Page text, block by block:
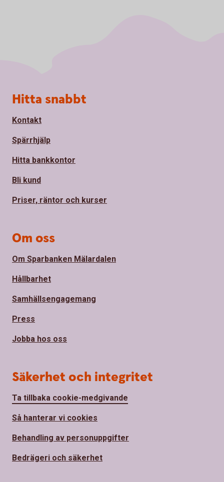
Sidfot
Hitta snabbt
Kontakt
Spärrhjälp
Hitta bankkontor
Bli kund
Priser, räntor och kurser
Om oss
Om Sparbanken Mälardalen
Hållbarhet
Samhällsengagemang
Press
Jobba hos oss
Säkerhet och integritet
Ta tillbaka cookie-medgivande
Så hanterar vi cookies
Behandling av personuppgifter
Bedrägeri och säkerhet